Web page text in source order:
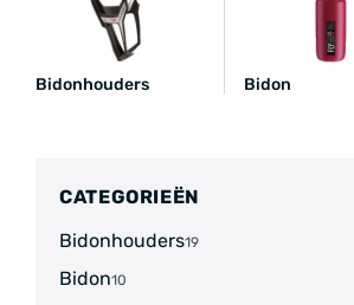
Bidonhouders Bidon
CATEGORIEËN
Bidonhouders19
Bidon10